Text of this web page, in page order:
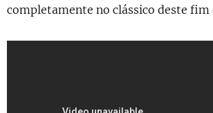
completamente no clássico deste fim